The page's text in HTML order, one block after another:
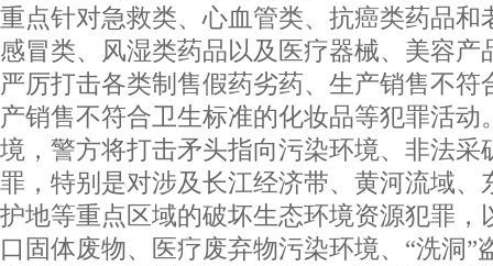
重点针对急救类、心血管类、抗癌类药品和
感冒类、风湿类药品以及医疗器械、美容产
严厉打击各类制售假药劣药、生产销售不符
产销售不符合卫生标准的化妆品等犯罪
境，警方将打击矛头指向污染环境、非法采
罪，特别是对涉及长江经济带、黄河流域、
护地等重点区域的破坏生态环境资源犯罪，
口固体废物、医疗废弃物污染环境、“洗洞”